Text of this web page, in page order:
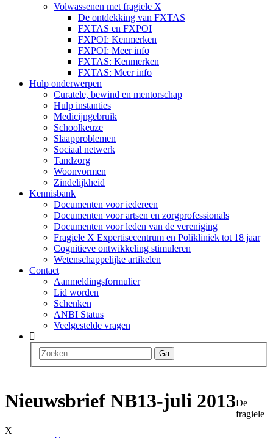
Volwassenen met fragiele X
De ontdekking van FXTAS
FXTAS en FXPOI
FXPOI: Kenmerken
FXPOI: Meer info
FXTAS: Kenmerken
FXTAS: Meer info
Hulp onderwerpen
Curatele, bewind en mentorschap
Hulp instanties
Medicijngebruik
Schoolkeuze
Slaapproblemen
Sociaal netwerk
Tandzorg
Woonvormen
Zindelijkheid
Kennisbank
Documenten voor iedereen
Documenten voor artsen en zorgprofessionals
Documenten voor leden van de vereniging
Fragiele X Expertisecentrum en Polikliniek tot 18 jaar
Cognitieve ontwikkeling stimuleren
Wetenschappelijke artikelen
Contact
Aanmeldingsformulier
Lid worden
Schenken
ANBI Status
Veelgestelde vragen
Ga
Nieuwsbrief NB13-juli 2013De
fragiele
X